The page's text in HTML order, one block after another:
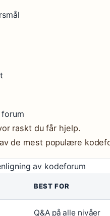
forum
raskt du får hjelp.
de mest populære
av kodeforum
BEST FOR
Q&A på alle nivåer